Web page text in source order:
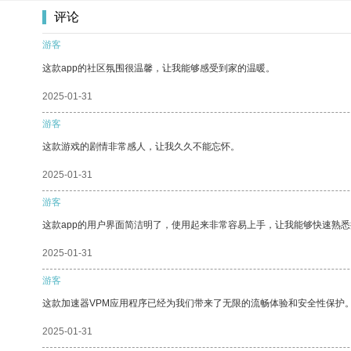
评论
游客
这款app的社区氛围很温馨，让我能够感受到家的温暖。
2025-01-31
游客
这款游戏的剧情非常感人，让我久久不能忘怀。
2025-01-31
游客
这款app的用户界面简洁明了，使用起来非常容易上手，让我能够快速熟悉
2025-01-31
游客
这款加速器VPM应用程序已经为我们带来了无限的流畅体验和安全性保护。
2025-01-31